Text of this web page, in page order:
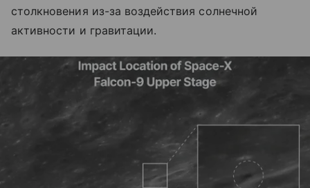
столкновения из-за воздействия солнечной
активности и гравитации.